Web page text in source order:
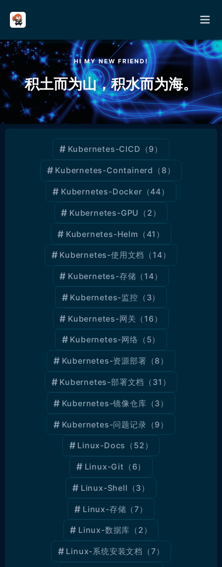
首页
分类
其它
留言
HI MY NEW FRIEND!
积土而为山，积水而为海。
Kubernetes-CICD （9）
Kubernetes-Containerd （8）
Kubernetes-Docker （44）
Kubernetes-GPU （2）
Kubernetes-Helm （41）
Kubernetes-使用文档 （14）
Kubernetes-存储 （14）
Kubernetes-监控 （3）
Kubernetes-网关 （16）
Kubernetes-网络 （5）
Kubernetes-资源部署 （8）
Kubernetes-部署文档 （31）
Kubernetes-镜像仓库 （3）
Kubernetes-问题记录 （9）
Linux-Docs （52）
Linux-Git （6）
Linux-Shell （3）
Linux-存储 （7）
Linux-数据库 （2）
Linux-系统安装文档 （7）